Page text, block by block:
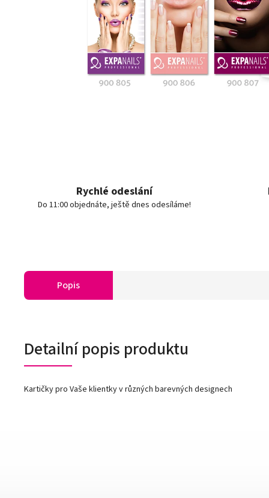
Rychlé odeslání
Do 11:00 objednáte, ještě dnes odesíláme!
Popis
Detailní popis produktu
Kartičky pro Vaše klientky v různých barevných designech